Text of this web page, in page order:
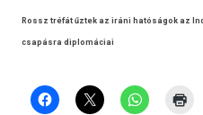
Rossz tréfát űztek az iráni hatóságok az
csapásra diplomáciai